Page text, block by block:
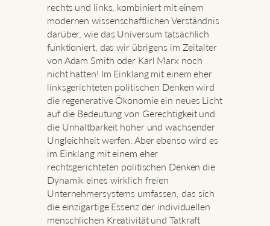
rechts und links, kombiniert mit einem
modernen wissenschaftlichen Verständnis
darüber, wie das Universum tatsächlich
funktioniert, das wir übrigens im Zeitalter
von Adam Smith oder Karl Marx noch
nicht hatten! Im Einklang mit einem eher
linksgerichteten politischen Denken wird
die regenerative Ökonomie ein neues Licht
auf die Bedeutung von Gerechtigkeit und
die Unhaltbarkeit hoher und wachsender
Ungleichheit werfen. Aber ebenso wird es
im Einklang mit einem eher
rechtsgerichteten politischen Denken die
Dynamik eines wirklich freien
Unternehmersystems umfassen, das sich
die einzigartige Essenz der individuellen
menschlichen Kreativität und Tatkraft